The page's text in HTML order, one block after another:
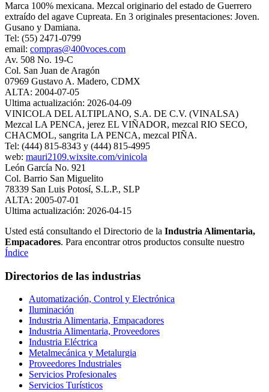
Marca 100% mexicana. Mezcal originario del estado de Guerrero
extraído del agave Cupreata. En 3 originales presentaciones: Joven.
Gusano y Damiana.
Tel: (55) 2471-0799
email: compras@400voces.com
Av. 508 No. 19-C
Col. San Juan de Aragón
07969 Gustavo A. Madero, CDMX
ALTA: 2004-07-05
Ultima actualización: 2026-04-09
VINICOLA DEL ALTIPLANO, S.A. DE C.V. (VINALSA)
Mezcal LA PENCA, jerez EL VIÑADOR, mezcal RIO SECO,
CHACMOL, sangrita LA PENCA, mezcal PIÑA.
Tel: (444) 815-8343 y (444) 815-4995
web: mauri2109.wixsite.com/vinicola
León García No. 921
Col. Barrio San Miguelito
78339 San Luis Potosí, S.L.P., SLP
ALTA: 2005-07-01
Ultima actualización: 2026-04-15
Usted está consultando el Directorio de la Industria Alimentaria,
Empacadores. Para encontrar otros productos consulte nuestro
Índice
Directorios de las industrias
Automatización, Control y Electrónica
Iluminación
Industria Alimentaria, Empacadores
Industria Alimentaria, Proveedores
Industria Eléctrica
Metalmecánica y Metalurgia
Proveedores Industriales
Servicios Profesionales
Servicios Turísticos